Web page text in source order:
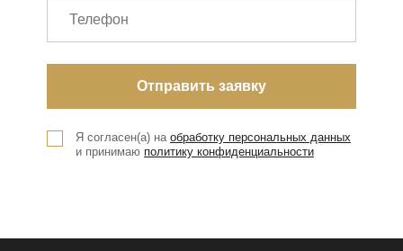
Я согласен(а) на обработку персональных данных
и принимаю политику конфиденциальности